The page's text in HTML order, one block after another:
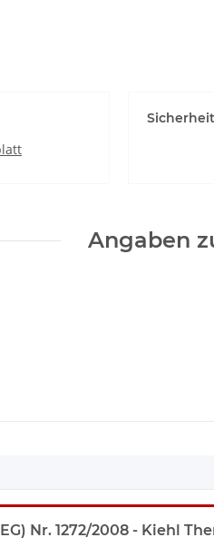
Angaben
Nr. 1272/2008 - Kiehl